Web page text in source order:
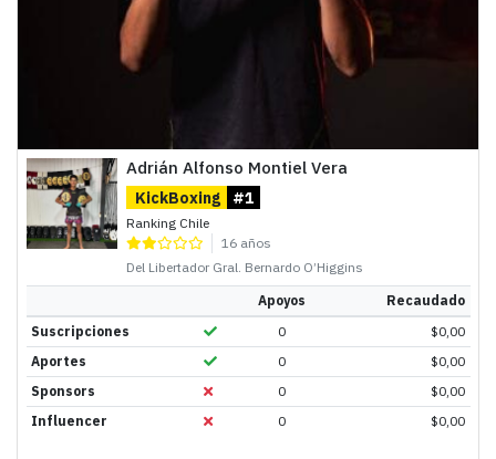
Adrián Alfonso Montiel Vera
KickBoxing #1
Ranking Chile
16 años
Del Libertador Gral. Bernardo O’Higgins
Apoyos
Recaudado
Suscripciones
0 $0,00
Aportes
0 $0,00
Sponsors
0 $0,00
Influencer
0 $0,00